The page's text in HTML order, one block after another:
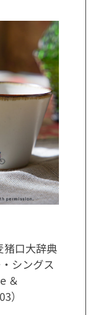
猪口大辞典
シングス
＆
）